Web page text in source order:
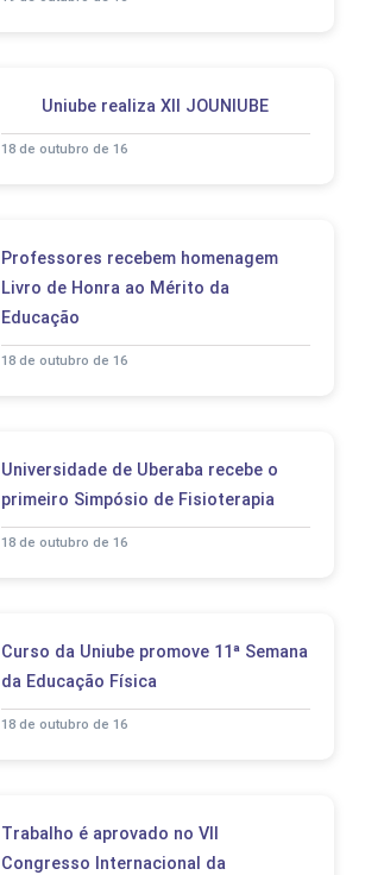
Uniube realiza XII JOUNIUBE
18 de outubro de 16
Professores recebem homenagem
Livro de Honra ao Mérito da
Educação
18 de outubro de 16
Universidade de Uberaba recebe o
primeiro Simpósio de Fisioterapia
18 de outubro de 16
Curso da Uniube promove 11ª Semana
da Educação Física
18 de outubro de 16
Trabalho é aprovado no VII
Congresso Internacional da